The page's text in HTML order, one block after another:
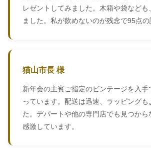
レゼントしてみました。木箱や袋など
ました。私が飲めないのが残念で95点の
猫山市長 様
新年会の主賓ご指定のビンテージを入手
っています。配送は迅速、ラッピングも
た。デパートや他の専門店でも見つから
感激しています。